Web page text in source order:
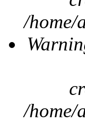
/home/
/home/